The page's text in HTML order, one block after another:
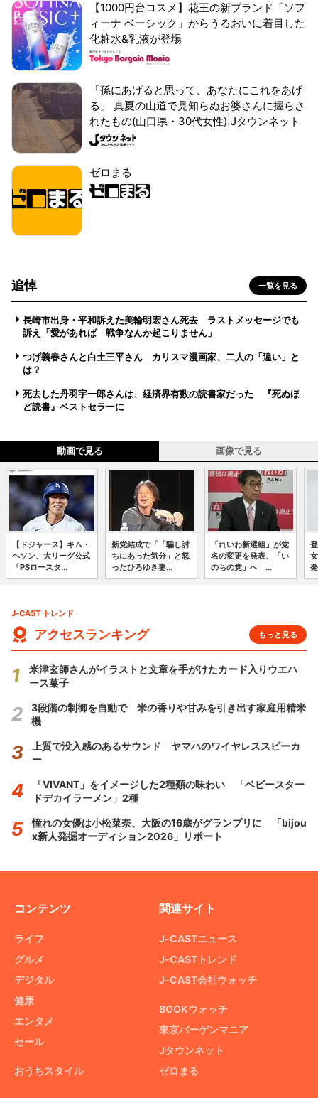
【1000円台コスメ】花王の新ブランド「ソフ
ィーナ ベーシック」からうるおいに着目した
化粧水&乳液が登場
「孫にあげると思って、あなたにこれをあげ
る」 真夏の山道で見知らぬお婆さんに握らさ
れたもの(山口県・30代女性)|Jタウンネット
ゼロまる
追悼 一覧を見る
長崎市出身・平和訴えた美輪明宏さん死去 ラストメッセージでも
訴え「愛があれば 戦争なんか起こりません」
つげ義春さんと白土三平さん カリスマ漫画家、二人の「違い」と
は？
死去した丹羽宇一郎さんは、経済界有数の読書家だった 『死ぬほ
ど読書』ベストセラーに
動画で見る 画像で見る
【ドジャース】キム・
ヘソン、大リーグ公式
「PSロースタ...
新党結成で「「騙し討
ちにあった気分」と怒
ったひろゆき妻...
「れいわ新選組」が党
名の変更を発表、「い
のちの党」へ ...
J-CAST トレンド
アクセスランキング もっと見る
米津玄師さんがイラストと文章を手がけたカード入りウエハ
ース菓子
3段階の制御を自動で 米の香りや甘みを引き出す家庭用精米
機
上質で没入感のあるサウンド ヤマハのワイヤレススピーカ
ー
「VIVANT」をイメージした2種類の味わい 「ベビースター
ドデカイラーメン」2種
憧れの女優は小松菜奈、大阪の16歳がグランプリに 「bijou
x新人発掘オーディション2026」リポート
コンテンツ
ライフ
グルメ
デジタル
健康
エンタメ
セール
おうちスタイル
関連サイト
J-CASTニュース
J-CASTトレンド
J-CAST会社ウォッチ
BOOKウォッチ
東京バーゲンマニア
Jタウンネット
ゼロまる